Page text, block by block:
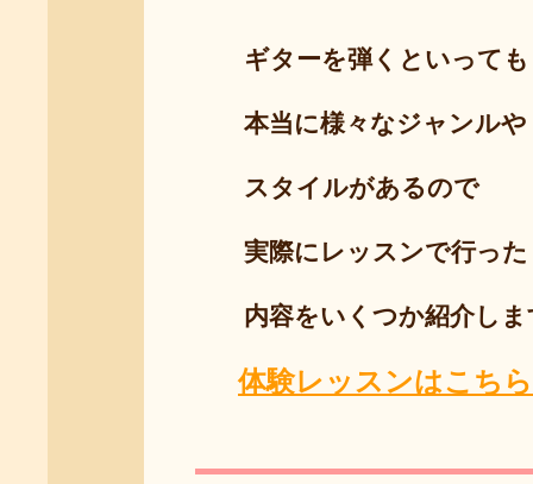
ギターを弾くといっても
本当に様々なジャンルや
スタイルがあるので
実際にレッスンで行った
内容をいくつか紹介しま
体験レッスンはこちら